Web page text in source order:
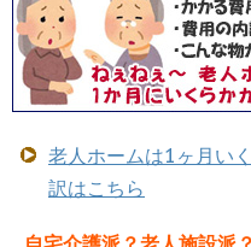
老人ホームは1ヶ月い
訳はこちら